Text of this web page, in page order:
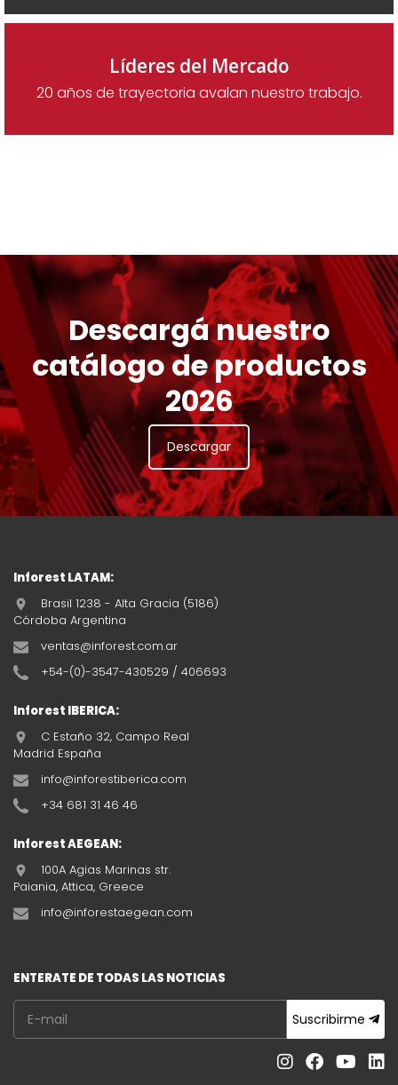
Líderes del Mercado
20 años de trayectoria avalan nuestro trabajo.
Descargá nuestro
catálogo de productos
2026
Descargar
Inforest LATAM:
Brasil 1238 - Alta Gracia (5186)
Córdoba Argentina
ventas@inforest.com.ar
+54-(0)-3547-430529 / 406693
Inforest IBERICA:
C Estaño 32, Campo Real
Madrid España
info@inforestiberica.com
+34 681 31 46 46
Inforest AEGEAN:
100A Agias Marinas str.
Paiania, Attica, Greece
info@inforestaegean.com
ENTERATE DE TODAS LAS NOTICIAS
Suscribirme